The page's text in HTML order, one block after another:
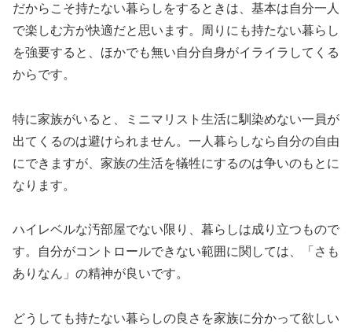
だからこそ持たない暮らしをするときは、基本は自分一人
で楽しむ方が快適だと思います。周りにも持たない暮らし
を強要すると、ほかでも無い自分自身がイライラしてくる
からです。
特に家族がいると、ミニマリスト生活に馴染めない一員が
出てくるのは避けられません。一人暮らしなら自分の自由
にできますが、家族の生活を犠牲にするのは争いのもとに
なります。
ハイレベルな汚部屋でない限り、暮らしは成り立つもので
す。自分がコントロールできない範囲に関しては、「さも
ありなん」の精神が良いです。
どうしても持たない暮らしの良さを家族に分かって欲しい